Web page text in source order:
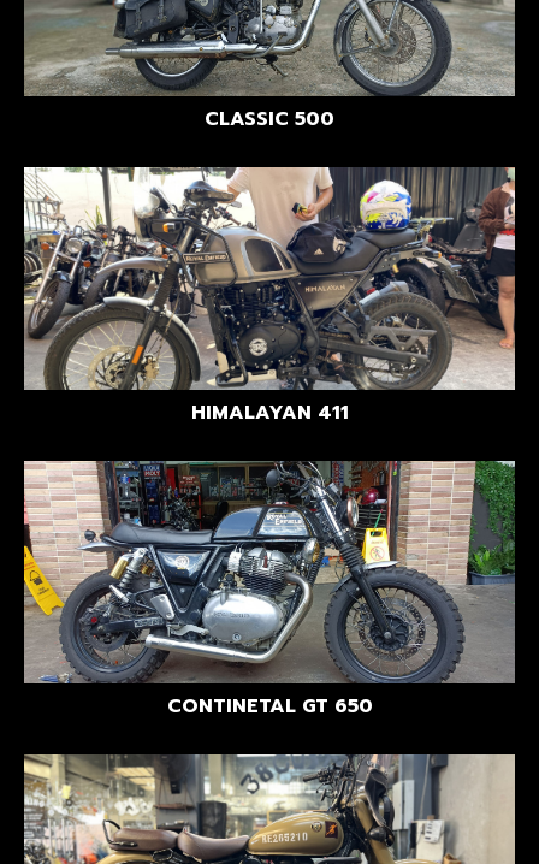
CLASSIC 500
HIMALAYAN 411
CONTINETAL GT 650